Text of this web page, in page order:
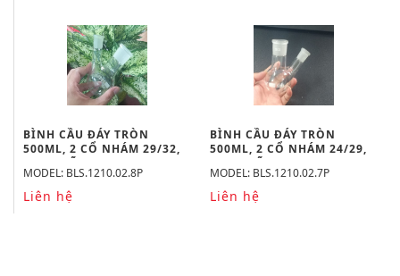
BÌNH CẦU ĐÁY TRÒN
500ML, 2 CỔ NHÁM 29/32,
19/26 HÃNG BIOHALL
MODEL: BLS.1210.02.8P
Liên hệ
BÌNH CẦU ĐÁY TRÒN
500ML, 2 CỔ NHÁM 24/29,
19/26 HÃNG BIOHALL
MODEL: BLS.1210.02.7P
Liên hệ